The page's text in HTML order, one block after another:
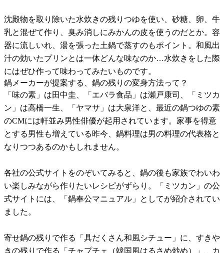
沈殿物を取り除いた水炊きの残りつゆを使い、砂糖、卵、牛
乳と混ぜて作り、臭み消しにみかんの皮を使うのだとか。容
器に流しいれ、湯を張った土鍋で蒸すのもポイント。和風出
汁の効いたプリンとは一体どんな味なのか…水炊きをした際
にはぜひ作って味わってみたいものです。
鍋メーカーが提案する、鍋の残りの変身方法って？
「味の素」は田中圭、「エバラ食品」は瀬戸康司、「ミツカ
ン」は高橋一生、「ヤマサ」は大泉洋と、最近の鍋つゆの素
のCMには軒並み男性俳優が起用されています。家事を得意
とする男性も増えている昨今、鍋料理は男の料理の代表格と
なりつつあるのかもしれません。
各社の公式サイトをのぞいてみると、鍋の後も家族でわいわ
い楽しみながら作りたいレシピがずらり。「ミツカン」の公
式サイトには、「鍋奉公マニュアル」としてが紹介されてい
ました。
寄せ鍋の残りで作る「具だくさん和風シチュー」に、すきや
きの残りで作る「チャプチェ（韓国風はるさめ炒め）」、カ